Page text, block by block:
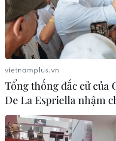
vietnamplus.vn
Tổng thống đắc cử của
De La Espriella nhậm